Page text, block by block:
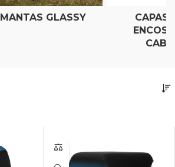
MANTAS GLASSY
CAPAS